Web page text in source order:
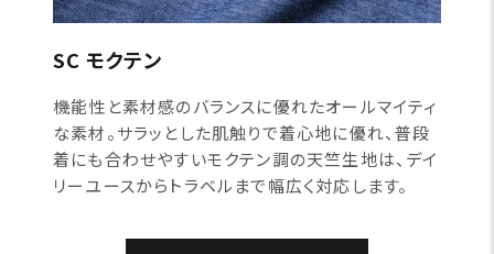
SC モクテン
機能性と素材感のバランスに優れたオールマイティ
な素材。サラッとした肌触りで着心地に優れ、普段
着にも合わせやすいモクテン調の天竺生地は、デイ
リーユースからトラベルまで幅広く対応します。